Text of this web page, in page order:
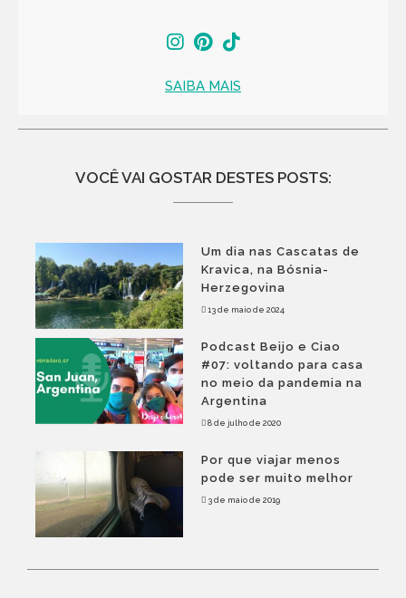
SAIBA MAIS
VOCÊ VAI GOSTAR DESTES POSTS:
Um dia nas Cascatas de
Kravica, na Bósnia-
Herzegovina
13 de maio de 2024
Podcast Beijo e Ciao
#07: voltando para casa
no meio da pandemia na
Argentina
8 de julho de 2020
Por que viajar menos
pode ser muito melhor
3 de maio de 2019